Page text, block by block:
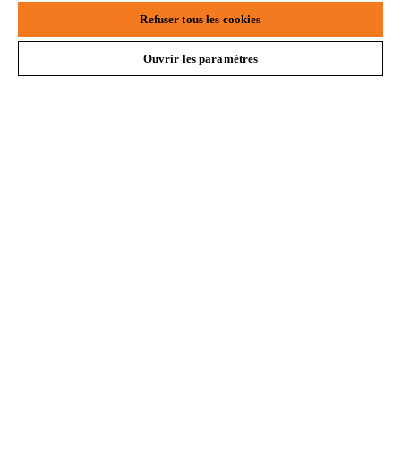
#STIHL
edge
Refuser tous les cookies
Ouvrir les paramètres